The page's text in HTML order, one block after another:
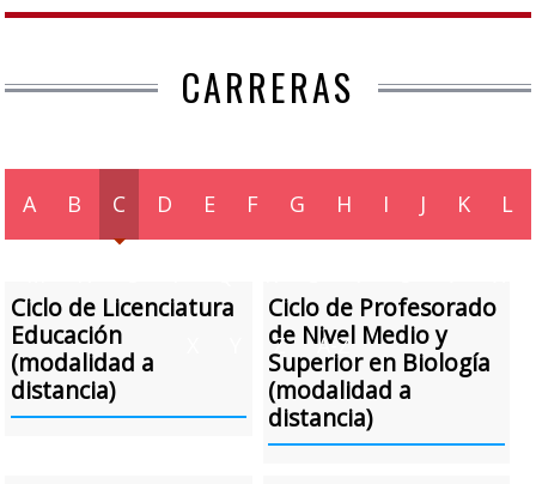
CARRERAS
A B C D E F G H I J K L
Z A-Z
Ciclo de Licenciatura
Educación
(modalidad a
distancia)
Ciclo de Profesorado
de Nivel Medio y
Superior en Biología
(modalidad a
distancia)